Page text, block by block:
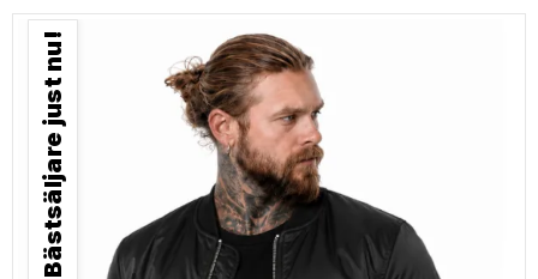
Bästsäljare just nu!